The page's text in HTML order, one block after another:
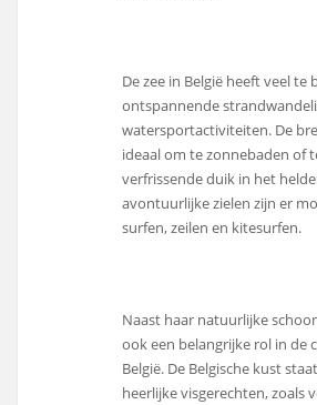
De zee in België heeft veel te
ontspannende
watersportactiviteiten. De
ideaal om te zonnebaden of
verfrissende duik in het
avontuurlijke zielen zijn er
surfen, zeilen en kitesurfen.
Naast haar natuurlijke
ook een belangrijke rol in de
België. De Belgische kust
heerlijke visgerechten, zoals